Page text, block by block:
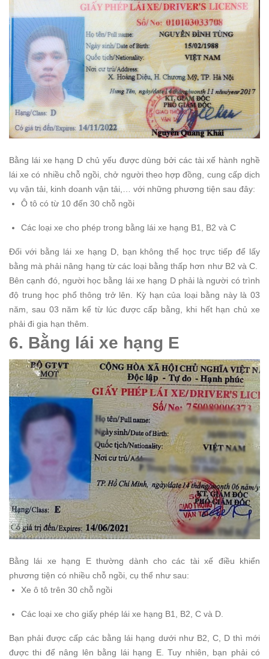
Bằng lái xe hạng D chủ yếu được dùng bởi các tài xế hành nghề
lái xe có nhiều chỗ ngồi, chở người theo hợp đồng, cung cấp dịch
vụ vận tải, kinh doanh vận tải,… với những phương tiện sau đây:
Ô tô có từ 10 đến 30 chỗ ngồi
Các loại xe cho phép trong bằng lái xe hạng B1, B2 và C
Đối với bằng lái xe hạng D, bạn không thể học trực tiếp để lấy
bằng mà phải nâng hạng từ các loại bằng thấp hơn như B2 và C.
Bên cạnh đó, người học bằng lái xe hạng D phải là người có trình
độ trung học phổ thông trở lên. Kỳ hạn của loại bằng này là 03
năm, sau 03 năm kể từ lúc được cấp bằng, khi hết hạn chủ xe
phải đi gia hạn thêm.
6. Bằng lái xe hạng E
Bằng lái xe hạng E thường dành cho các tài xế điều khiển
phương tiện có nhiều chỗ ngồi, cụ thể như sau:
Xe ô tô trên 30 chỗ ngồi
Các loại xe cho giấy phép lái xe hạng B1, B2, C và D.
Bạn phải được cấp các bằng lái hạng dưới như B2, C, D thì mới
được thi để nâng lên bằng lái hạng E. Tuy nhiên, bạn phải có